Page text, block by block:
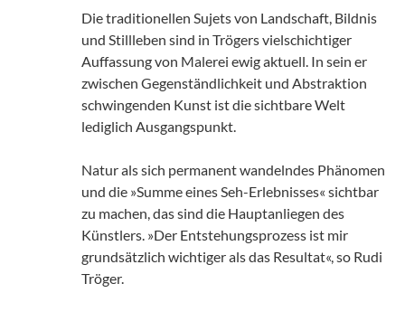
Die traditionellen Sujets von Landschaft, Bildnis
und Stillleben sind in Trögers vielschichtiger
Auffassung von Malerei ewig aktuell. In sein er
zwischen Gegenständlichkeit und Abstraktion
schwingenden Kunst ist die sichtbare Welt
lediglich Ausgangspunkt.
Natur als sich permanent wandelndes Phänomen
und die »Summe eines Seh-Erlebnisses« sichtbar
zu machen, das sind die Hauptanliegen des
Künstlers. »Der Entstehungsprozess ist mir
grundsätzlich wichtiger als das Resultat«, so Rudi
Tröger.